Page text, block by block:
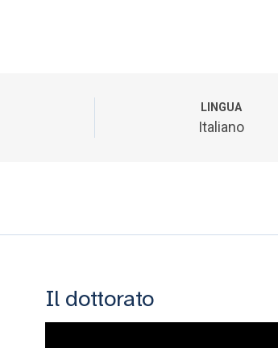
LINGUA
Italiano
Il dottorato